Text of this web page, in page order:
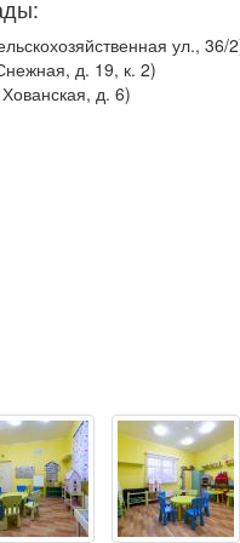
ул., 36/
д. 19, к. 2)
д. 6)